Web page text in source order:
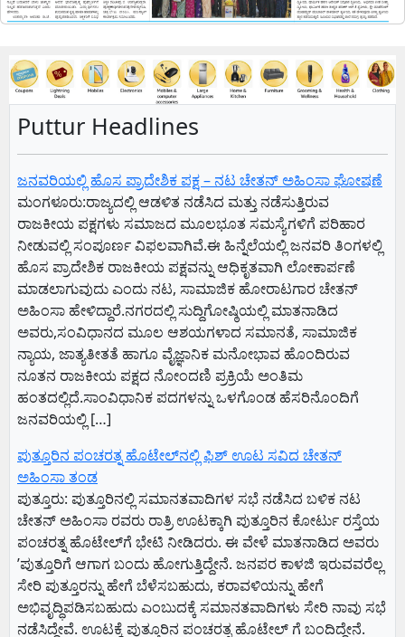
Puttur Headlines
ಜನವರಿಯಲ್ಲಿ ಹೊಸ ಪ್ರಾದೇಶಿಕ ಪಕ್ಷ – ನಟ ಚೇತನ್ ಅಹಿಂಸಾ ಘೋಷಣೆ
ಮಂಗಳೂರು:ರಾಜ್ಯದಲ್ಲಿ ಆಡಳಿತ ನಡೆಸಿದ ಮತ್ತು ನಡೆಸುತ್ತಿರುವ
ರಾಜಕೀಯ ಪಕ್ಷಗಳು ಸಮಾಜದ ಮೂಲಭೂತ ಸಮಸ್ಯೆಗಳಿಗೆ ಪರಿಹಾರ
ನೀಡುವಲ್ಲಿ ಸಂಪೂರ್ಣ ವಿಫಲವಾಗಿವೆ.ಈ ಹಿನ್ನೆಲೆಯಲ್ಲಿ ಜನವರಿ ತಿಂಗಳಲ್ಲಿ
ಹೊಸ ಪ್ರಾದೇಶಿಕ ರಾಜಕೀಯ ಪಕ್ಷವನ್ನು ಆಧಿಕೃತವಾಗಿ ಲೋಕಾರ್ಪಣೆ
ಮಾಡಲಾಗುವುದು ಎಂದು ನಟ, ಸಾಮಾಜಿಕ ಹೋರಾಟಗಾರ ಚೇತನ್
ಅಹಿಂಸಾ ಹೇಳಿದ್ದಾರೆ.ನಗರದಲ್ಲಿ ಸುದ್ದಿಗೋಷ್ಠಿಯಲ್ಲಿ ಮಾತನಾಡಿದ
ಅವರು,ಸಂವಿಧಾನದ ಮೂಲ ಆಶಯಗಳಾದ ಸಮಾನತೆ, ಸಾಮಾಜಿಕ
ನ್ಯಾಯ, ಜಾತ್ಯತೀತತೆ ಹಾಗೂ ವೈಜ್ಞಾನಿಕ ಮನೋಭಾವ ಹೊಂದಿರುವ
ನೂತನ ರಾಜಕೀಯ ಪಕ್ಷದ ನೋಂದಣಿ ಪ್ರಕ್ರಿಯೆ ಅಂತಿಮ
ಹಂತದಲ್ಲಿದೆ.ಸಾಂವಿಧಾನಿಕ ಪದಗಳನ್ನು ಒಳಗೊಂಡ ಹೆಸರಿನೊಂದಿಗೆ
ಜನವರಿಯಲ್ಲಿ […]
ಪುತ್ತೂರಿನ ಪಂಚರತ್ನ ಹೊಟೇಲ್‌ನಲ್ಲಿ ಫಿಶ್‌ ಊಟ ಸವಿದ ಚೇತನ್‌
ಅಹಿಂಸಾ ತಂಡ
ಪುತ್ತೂರು: ಪುತ್ತೂರಿನಲ್ಲಿ ಸಮಾನತವಾದಿಗಳ ಸಭೆ ನಡೆಸಿದ ಬಳಿಕ ನಟ
ಚೇತನ್‌ ಅಹಿಂಸಾ ರವರು ರಾತ್ರಿ ಊಟಕ್ಕಾಗಿ ಪುತ್ತೂರಿನ ಕೋರ್ಟು ರಸ್ತೆಯ
ಪಂಚರತ್ನ ಹೊಟೇಲ್‌ಗೆ ಭೇಟಿ ನೀಡಿದರು. ಈ ವೇಳೆ ಮಾತನಾಡಿದ ಅವರು
ʼಪುತ್ತೂರಿಗೆ ಆಗಾಗ ಬಂದು ಹೋಗುತ್ತಿದ್ದೇನೆ. ಜನಪರ ಕಾಳಜಿ ಇರುವವರೆಲ್ಲ
ಸೇರಿ ಪುತ್ತೂರನ್ನು ಹೇಗೆ ಬೆಳೆಸಬಹುದು, ಕರಾವಳಿಯನ್ನು ಹೇಗೆ
ಅಭಿವೃದ್ಧಿಪಡಿಸಬಹುದು ಎಂಬುದಕ್ಕೆ ಸಮಾನತವಾದಿಗಳು ಸೇರಿ ನಾವು ಸಭೆ
ನಡೆಸಿದ್ದೇವೆ. ಊಟಕ್ಕೆ ಪುತ್ತೂರಿನ ಪಂಚರತ್ನ ಹೊಟೇಲ್‌ ಗೆ ಬಂದಿದ್ದೇನೆ.